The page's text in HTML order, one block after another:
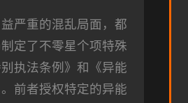
严重的混乱局面，都
定了不零星个项特殊
执法条例》和《异能
前者授权特定的异能